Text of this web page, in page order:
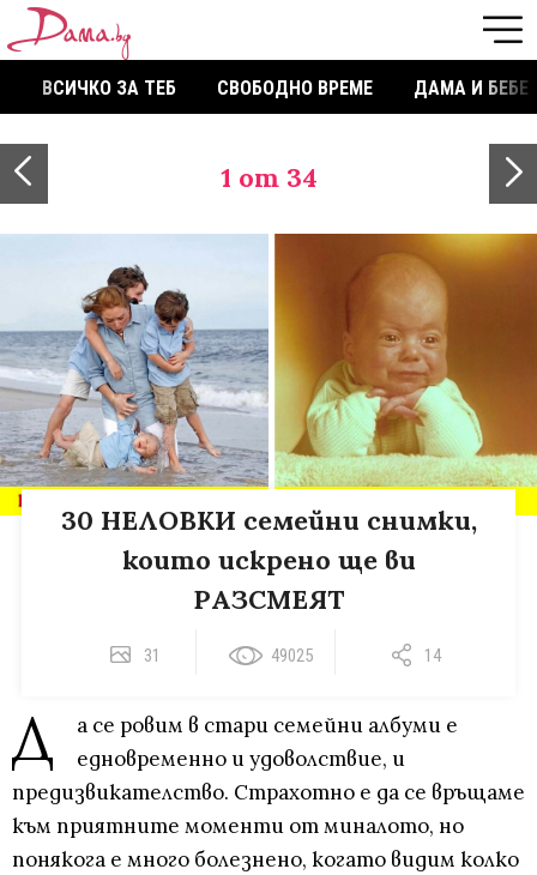
ВСИЧКО ЗА ТЕБ СВОБОДНО ВРЕМЕ ДАМА И БЕБЕ
1 от 34
30 НЕЛОВКИ семейни снимки,
които искрено ще ви
РАЗСМЕЯТ
31 49025 14
Д
а се ровим в стари семейни албуми е
едновременно и удоволствие, и
предизвикателство. Страхотно е да се връщаме
към приятните моменти от миналото, но
понякога е много болезнено, когато видим колко